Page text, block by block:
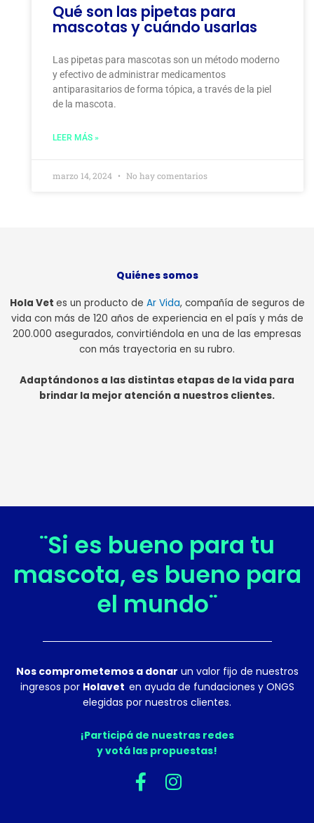
Qué son las pipetas para
mascotas y cuándo usarlas
Las pipetas para mascotas son un método moderno
y efectivo de administrar medicamentos
antiparasitarios de forma tópica, a través de la piel
de la mascota.
LEER MÁS »
marzo 14, 2024 No hay comentarios
Quiénes somos
Hola Vet es un producto de Ar Vida, compañía de seguros de
vida con más de 120 años de experiencia en el país y más de
200.000 asegurados, convirtiéndola en una de las empresas
con más trayectoria en su rubro.
Adaptándonos a las distintas etapas de la vida para
brindar la mejor atención a nuestros clientes.
¨Si es bueno para tu
mascota, es bueno para
el mundo¨
Nos comprometemos a donar un valor fijo de nuestros
ingresos por Holavet en ayuda de fundaciones y ONGS
elegidas por nuestros clientes.
¡Participá de nuestras redes
y votá las propuestas!
F
a
I